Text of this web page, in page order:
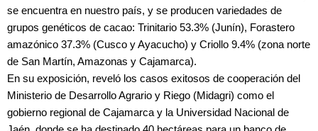
se encuentra en nuestro país, y se producen variedades de
grupos genéticos de cacao: Trinitario 53.3% (Junín), Forastero
amazónico 37.3% (Cusco y Ayacucho) y Criollo 9.4% (zona norte
de San Martín, Amazonas y Cajamarca).
En su exposición, reveló los casos exitosos de cooperación del
Ministerio de Desarrollo Agrario y Riego (Midagri) como el
gobierno regional de Cajamarca y la Universidad Nacional de